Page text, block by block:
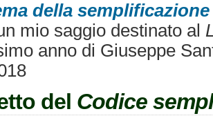
della
mio saggio destinato al
anno di Giuseppe
del Codice